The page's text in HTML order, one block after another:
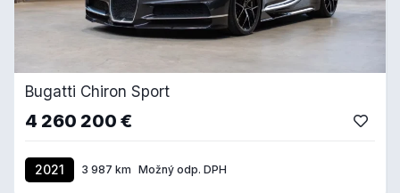
Bugatti Chiron Sport
4 260 200 €
2021 3 987 km Možný odp. DPH